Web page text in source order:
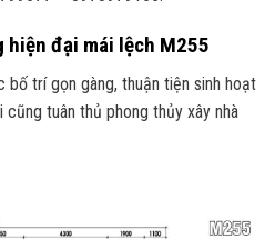
đại mái lệch M255
trí gọn gàng, thuận tiện sinh hoạt
tuân thủ phong thủy xây nhà